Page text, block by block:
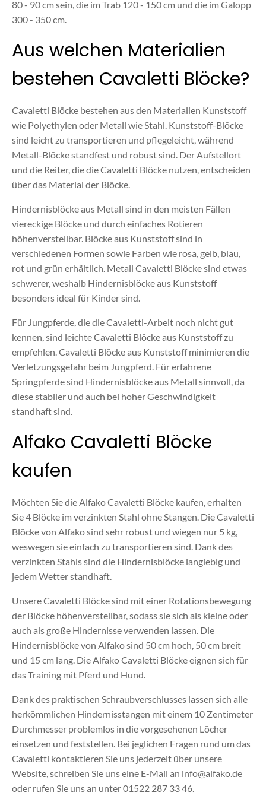
80 - 90 cm sein, die im Trab 120 - 150 cm und die im Galopp
300 - 350 cm.
Aus welchen Materialien
bestehen Cavaletti Blöcke?
Cavaletti Blöcke bestehen aus den Materialien Kunststoff
wie Polyethylen oder Metall wie Stahl. Kunststoff-Blöcke
sind leicht zu transportieren und pflegeleicht, während
Metall-Blöcke standfest und robust sind. Der Aufstellort
und die Reiter, die die Cavaletti Blöcke nutzen, entscheiden
über das Material der Blöcke.
Hindernisblöcke aus Metall sind in den meisten Fällen
viereckige Blöcke und durch einfaches Rotieren
höhenverstellbar. Blöcke aus Kunststoff sind in
verschiedenen Formen sowie Farben wie rosa, gelb, blau,
rot und grün erhältlich. Metall Cavaletti Blöcke sind etwas
schwerer, weshalb Hindernisblöcke aus Kunststoff
besonders ideal für Kinder sind.
Für Jungpferde, die die Cavaletti-Arbeit noch nicht gut
kennen, sind leichte Cavaletti Blöcke aus Kunststoff zu
empfehlen. Cavaletti Blöcke aus Kunststoff minimieren die
Verletzungsgefahr beim Jungpferd. Für erfahrene
Springpferde sind Hindernisblöcke aus Metall sinnvoll, da
diese stabiler und auch bei hoher Geschwindigkeit
standhaft sind.
Alfako Cavaletti Blöcke
kaufen
Möchten Sie die Alfako Cavaletti Blöcke kaufen, erhalten
Sie 4 Blöcke im verzinkten Stahl ohne Stangen. Die Cavaletti
Blöcke von Alfako sind sehr robust und wiegen nur 5 kg,
weswegen sie einfach zu transportieren sind. Dank des
verzinkten Stahls sind die Hindernisblöcke langlebig und
jedem Wetter standhaft.
Unsere Cavaletti Blöcke sind mit einer Rotationsbewegung
der Blöcke höhenverstellbar, sodass sie sich als kleine oder
auch als große Hindernisse verwenden lassen. Die
Hindernisblöcke von Alfako sind 50 cm hoch, 50 cm breit
und 15 cm lang. Die Alfako Cavaletti Blöcke eignen sich für
das Training mit Pferd und Hund.
Dank des praktischen Schraubverschlusses lassen sich alle
herkömmlichen Hindernisstangen mit einem 10 Zentimeter
Durchmesser problemlos in die vorgesehenen Löcher
einsetzen und feststellen. Bei jeglichen Fragen rund um das
Cavaletti kontaktieren Sie uns jederzeit über unsere
Website, schreiben Sie uns eine E-Mail an info@alfako.de
oder rufen Sie uns an unter 01522 287 33 46.